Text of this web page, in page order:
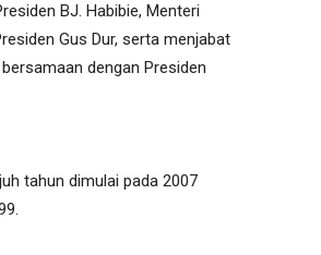
BJ. Habibie, Menteri
Gus Dur, serta menjabat
dengan Presiden
tahun dimulai pada 2007